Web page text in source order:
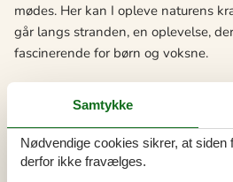
mødes. Her kan I opleve naturens
går langs stranden, en oplevelse,
fascinerende for børn og voksne.
Desuden tilbyder Skagen en række
kan tage turen op til toppen af et af
nyde udsigten over de vidtstrakte
omskiftelige hav. Denne aktivitet er
områdets maritime historie, men
Samtykke
Nødvendige cookies sikrer, at siden
derfor ikke fravælges.